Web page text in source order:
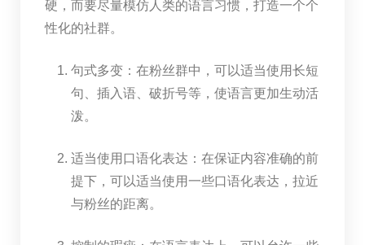
硬，而要尽量模仿人类的语言习惯，打造一个个
性化的社群。
句式多变：在粉丝群中，可以适当使用长短
句、插入语、破折号等，使语言更加生动活
泼。
适当使用口语化表达：在保证内容准确的前
提下，可以适当使用一些口语化表达，拉近
与粉丝的距离。